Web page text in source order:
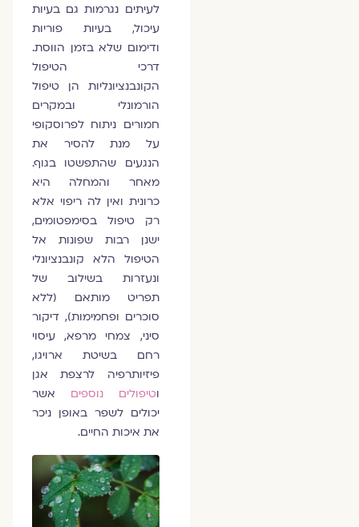
לעיתים נגרמות גם בעיות
עיכול, בעיות פוריות
ודימום שלא בזמן הווסת.
דרכי הטיפול
הקונבנציונליות הן טיפול
הורמונלי ובמקרים
חמורים ניתוח לפרוסקופי
על מנת להסיר את
הנגעים שהתפשטו בגוף.
מאחר והמחלה היא
כרונית ואין לה ריפוי אלא
רק טיפול בסימפטומים,
ישנן רבות שפונות אל
הטיפול הלא קונבנציונלי
ונעזרות בשילוב של
תפריט מותאם (ללא
סוכרים ופחמימות), דיקור
סיני, צמחי מרפא, עיסוי
רחם בשיטת ארויגו,
פיזיותרפיה לרצפת אגן
טיפולים נוספיםאשר
יכולים לשפר באופן ניכר
את איכות החיים.